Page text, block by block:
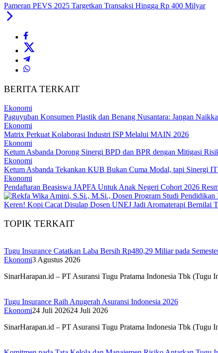
Pameran PEVS 2025 Targetkan Transaksi Hingga Rp 400 Milyar
BERITA TERKAIT
Ekonomi
Paguyuban Konsumen Plastik dan Benang Nusantara: Jangan
Ekonomi
Matrix Perkuat Kolaborasi Industri ISP Melalui MAIN 2026
Ekonomi
Ketum Asbanda Dorong Sinergi BPD dan BPR dengan Mitigasi
Ekonomi
Ketum Asbanda Tekankan KUB Bukan Cuma Modal, tapi Sinergi
Ekonomi
Pendaftaran Beasiswa JAPFA Untuk Anak Negeri Cohort 2026
Keren! Kopi Cacat Disulap Dosen UNEJ Jadi Aromaterapi Bernilai
TOPIK TERKAIT
Tugu Insurance Catatkan Laba Bersih Rp480,29 Miliar pada
Ekonomi3 Agustus 2026
SinarHarapan.id – PT Asuransi Tugu Pratama Indonesia Tbk
Tugu Insurance Raih Anugerah Asuransi Indonesia 2026
Ekonomi24 Juli 202624 Juli 2026
SinarHarapan.id – PT Asuransi Tugu Pratama Indonesia Tbk (Tugu